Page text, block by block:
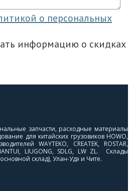
о персональных
информацию о скидках
запчасти, расходные материалы
для китайских грузовиков HOWO,
WAYTEKO, CREATEK, ROSTAR,
LIUGONG, SDLG, LW ZL. Склады
склад), Улан-Удэ и Чите.